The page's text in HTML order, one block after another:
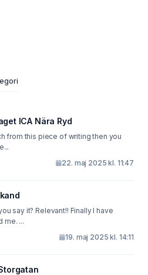
ICA Nära Ryd
from this piece of writing then you
22. maj 2025 kl. 11:47
say it? Relevant!! Finally I have
me. ...
19. maj 2025 kl. 14:11